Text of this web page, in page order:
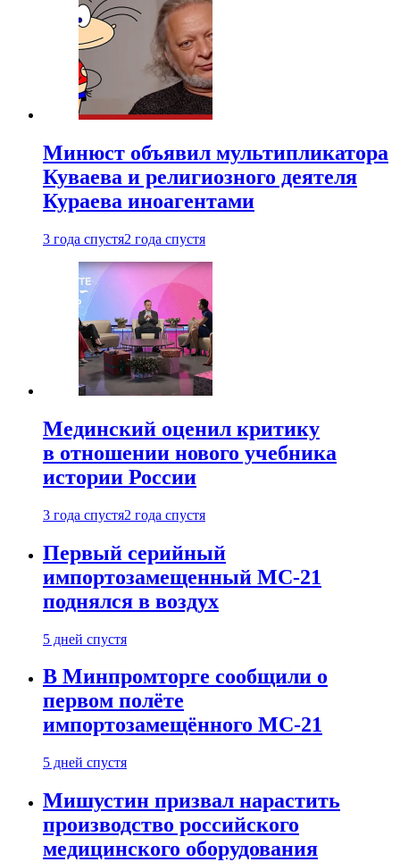
Минюст объявил мультипликатора
Куваева и религиозного деятеля
Кураева иноагентами
3 года спустя2 года спустя
Мединский оценил критику
в отношении нового учебника
истории России
3 года спустя2 года спустя
Первый серийный
импортозамещенный МС-21
поднялся в воздух
5 дней спустя
В Минпромторге сообщили о
первом полёте
импортозамещённого МС-21
5 дней спустя
Мишустин призвал нарастить
производство российского
медицинского оборудования